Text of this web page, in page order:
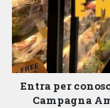
Entra per
Campagna